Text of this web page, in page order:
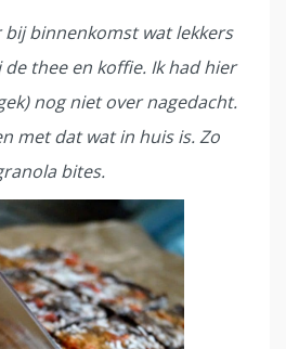
binnenkomst wat lekkers
thee en koffie. Ik had hier
nog niet over nagedacht.
met dat wat in huis is. Zo
bites.